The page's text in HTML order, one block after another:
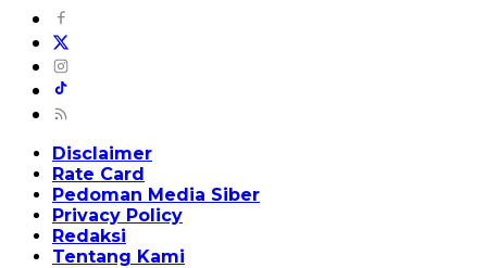
Disclaimer
Rate Card
Pedoman Media Siber
Privacy Policy
Redaksi
Tentang Kami